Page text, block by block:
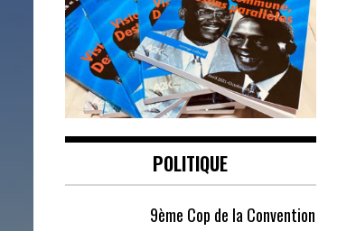
POLITIQUE
9ème Cop de la Convention